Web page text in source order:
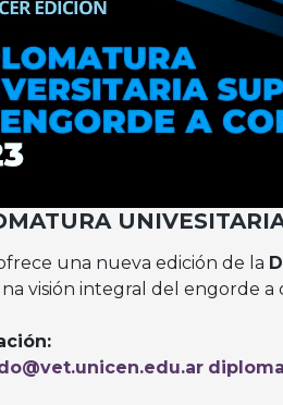
una nueva edición de la
visión integral del engorde